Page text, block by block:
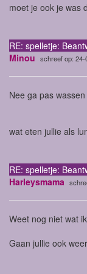
moet je ook je was
RE: spelletje:
Minou schreef op:
Nee ga pas
wat eten jullie als
RE: spelletje:
Harleysmama
Weet nog niet wat
Gaan jullie ook